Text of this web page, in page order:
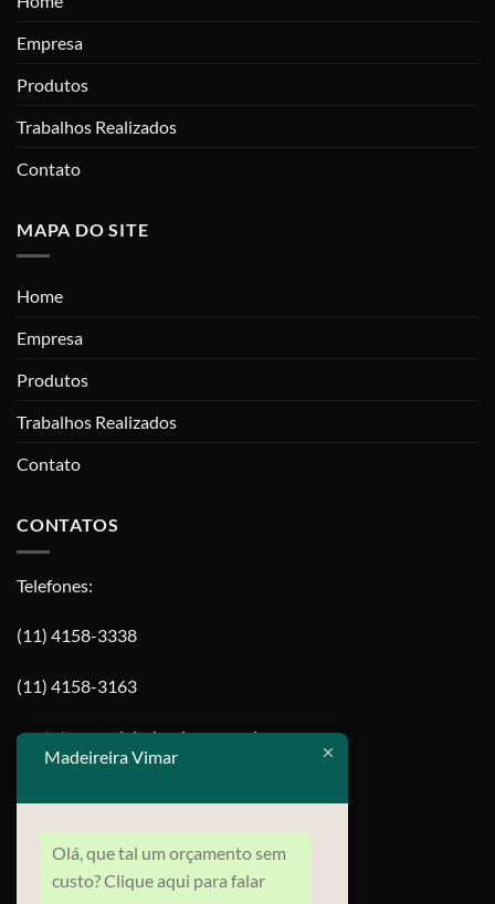
Empresa
Produtos
Trabalhos Realizados
Contato
MAPA DO SITE
Home
Empresa
Produtos
Trabalhos Realizados
Contato
CONTATOS
Telefones:
(11) 4158-3338
(11) 4158-3163
contato@madeireiravimar.com.br
Madeireira Vimar
Olá, que tal um orçamento sem
custo? Clique aqui para falar